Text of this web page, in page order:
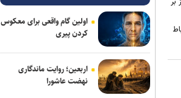
جدایی قطعی رضاییان از استقلال +
عکس
اعلام فیلم‌های سینمایی و تلویزیونی آخر
هفته تلویزیون در نیمه مرداد ماه
دیدار سفیر جدید پاکستان با وزیر کشور
اولین گام واقعی برای معکوس
کردن پیری
اربعین؛ روایت ماندگاری
نهضت عاشورا